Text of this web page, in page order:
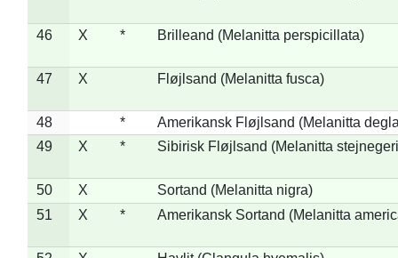
46 X * Brilleand (Melanitta perspicillata)
47 X Fløjlsand (Melanitta fusca)
48 *
Amerikansk Fløjlsand (Melanitta
49
X * Sibirisk Fløjlsand (Melanitta
50 X
Sortand (Melanitta nigra)
51
X * Amerikansk Sortand (Melanitta